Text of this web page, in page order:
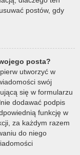
postów, gdy
posta?
utworzyć w
swój
się w formularzu
dodawać podpis
funkcję w
za każdym razem
do niego